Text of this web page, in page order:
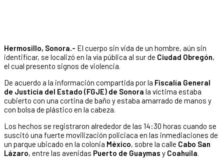
Hermosillo, Sonora.- El cuerpo sin vida de un hombre, aún sin
identificar, se localizó en la vía pública al sur de Ciudad Obregón,
el cual presento signos de violencia.
De acuerdo a la información compartida por la Fiscalía General
de Justicia del Estado (FGJE) de Sonora la víctima estaba
cubierto con una cortina de baño y estaba amarrado de manos y
con bolsa de plástico en la cabeza.
Los hechos se registraron alrededor de las 14:30 horas cuando se
suscitó una fuerte movilización policiaca en las inmediaciones de
un parque ubicado en la colonia México, sobre la calle Cabo San
Lázaro, entre las avenidas Puerto de Guaymas y Coahuila.